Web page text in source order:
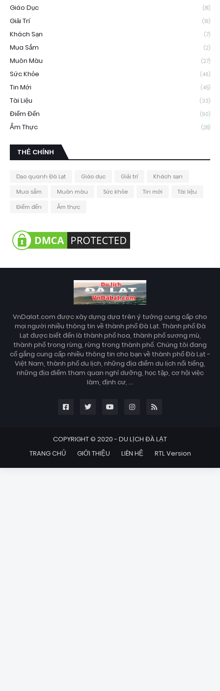
Giáo Dục (81)
Giải Trí (19)
Khách Sạn (7)
Mua Sắm (2)
Muôn Màu (27)
Sức Khỏe (46)
Tin Mới (45)
Tài Liệu (33)
Điểm Đến (90)
Ẩm Thực (28)
THẺ CHÍNH
Dạo quanh Đà Lạt Giáo dục Giải trí
Khách sạn
Mua sắm
Muôn màu Sức khỏe Tin mới
Tài liệu
Điểm đến
Ẩm thực
VnDalat.com được xây dựng dựa trên ý tưởng cung cấp cho
mọi người nhiều thông tin về thành phố Đà Lạt. Thành phố Đà
Lạt được biết đến là thành phố hoa, thành phố sương mù,
thành phố trong rừng, rừng trong thành phố. Chúng tôi đang
cố gắng cung cấp nhiều thông tin cho bạn về thành phố Đà Lạt -
Việt Nam, thành phố du lịch, những địa điểm du lịch nổi tiếng,
những địa điểm tham quan nghỉ dưỡng, học tập, cơ hội việc
làm, định cư, ...
COPYRIGHT © 2020 - DU LỊCH ĐÀ LẠT
TRANG CHỦ
GIỚI THIỆU LIÊN HỆ RTL Version